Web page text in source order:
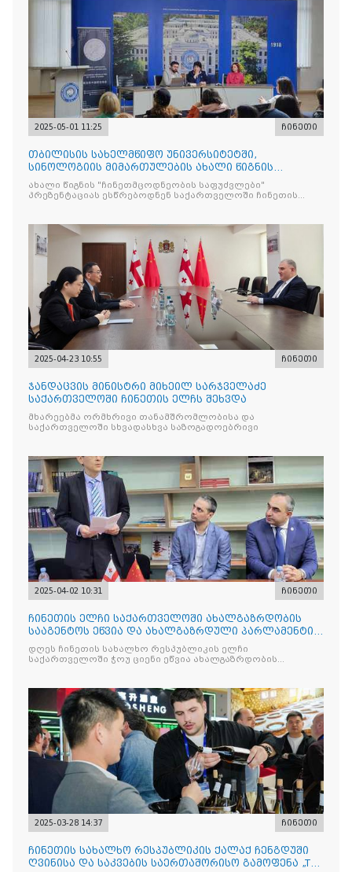
2025-05-01 11:25 ჩინეთი
თბილისის სახელმწიფო უნივერსიტეტში,
სინოლოგიის მიმართულების ახალი წიგნის
"ჩინეთმცოდნეობის საფუძვ
ახალი წიგნის "ჩინეთმცოდნეობის საფუძვლები"
პრეზენტაციას ესწრებოდნენ საქართველოში ჩინეთის
2025-04-23 10:55 ჩინეთი
ჯანდაცვის მინისტრი მიხეილ სარჯველაძე
საქართველოში ჩინეთის ელჩს შეხვდა
მხარეებმა ორმხრივი თანამშრომლობისა და
საქართველოში სხვადასხვა საზოგადოებრივი
2025-04-02 10:31 ჩინეთი
ჩინეთის ელჩი საქართველოში ახალგაზრდობის
სააგენტოს ეწვია და ახალგაზრდული პარლამენტის
სტუდენტებს შეხვდ
დღეს ჩინეთის სახალხო რესპუბლიკის ელჩი
საქართველოში ჭოუ ციენი ეწვია ახალგაზრდობის
2025-03-28 14:37 ჩინეთი
ჩინეთის სახალხო რესპუბლიკის ქალაქ ჩენგდუში
ღვინისა და საკვების საერთაშორისო გამოფენა „The